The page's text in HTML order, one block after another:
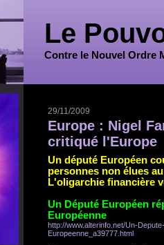
Le
Contre le Nouvel Ordre
29/11/2009
Europe : Nigel
critiqué l'Europe
Un député Européen
personnes non élues
L'oligarchie financière
Un Député Européen
Européenne
http://www.alterinfo.net/Un-
Europeenne_a39777.html